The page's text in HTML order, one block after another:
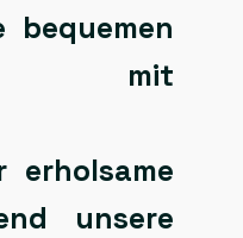
bequemen
mit
erholsame
unsere